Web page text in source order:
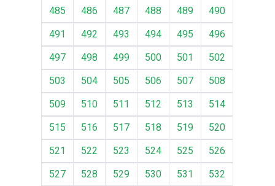
485 486 487 488 489
490
491
492 493 494 495
496
497
498 499 500 501
502
503
504 505 506 507
508
509
510 511 512 513
514
515
516 517 518 519
520
521
522 523 524 525
526
527
528 529 530 531
532